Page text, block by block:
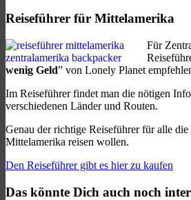
Reiseführer für Mittelamerika
Für
wenig Geld” von Lonely Planet
Im Reiseführer findet man die nötigen
verschiedenen Länder und Routen.
Genau der richtige Reiseführer für alle die
Mittelamerika reisen wollen.
Den Reiseführer gibt es hier zu kaufen
Das könnte Dich auch noch